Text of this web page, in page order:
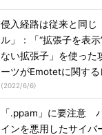
侵入経路は従来と同じ
ル」：「“拡張子を表
ない拡張子」を使っ
ーツがEmotetに関す
(2022/6/6)
「.ppam」に要注意
インを悪用したサイバ